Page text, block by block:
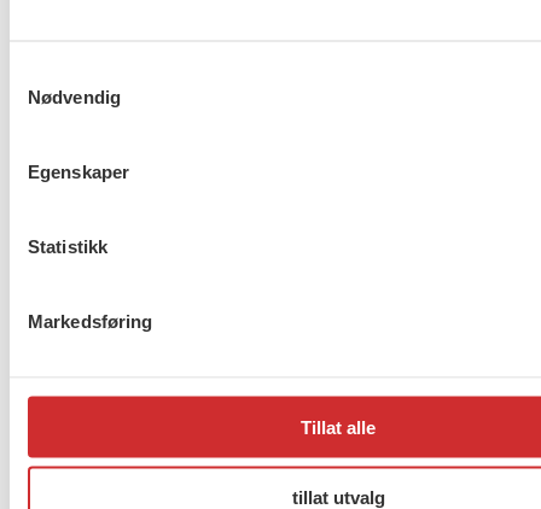
Nødvendig
Egenskaper
Statistikk
Markedsføring
Tillat alle
tillat utvalg
About us (English)